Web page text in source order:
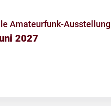
Amateurfunk-Ausstellung
2027